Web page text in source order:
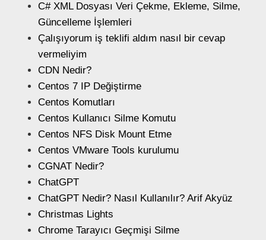
C# XML Dosyası Veri Çekme, Ekleme, Silme,
Güncelleme İşlemleri
Çalışıyorum iş teklifi aldım nasıl bir cevap
vermeliyim
CDN Nedir?
Centos 7 IP Değiştirme
Centos Komutları
Centos Kullanıcı Silme Komutu
Centos NFS Disk Mount Etme
Centos VMware Tools kurulumu
CGNAT Nedir?
ChatGPT
ChatGPT Nedir? Nasıl Kullanılır? Arif Akyüz
Christmas Lights
Chrome Tarayıcı Geçmişi Silme